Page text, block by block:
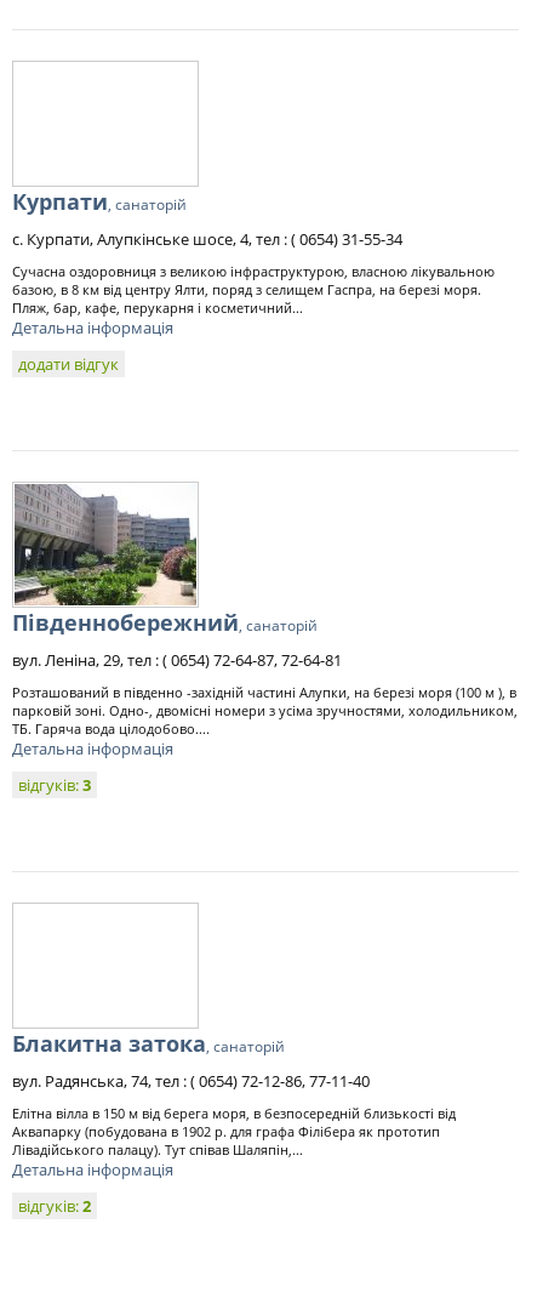
Курпати, санаторій
с. Курпати, Алупкінське шосе, 4, тел : ( 0654) 31-55-34
Сучасна оздоровниця з великою інфраструктурою, власною лікувальною
базою, в 8 км від центру Ялти, поряд з селищем Гаспра, на березі моря.
Пляж, бар, кафе, перукарня і косметичний...
Детальна інформація
додати відгук
Південнобережний, санаторій
вул. Леніна, 29, тел : ( 0654) 72-64-87, 72-64-81
Розташований в південно -західній частині Алупки, на березі моря (100 м ), в
парковій зоні. Одно-, двомісні номери з усіма зручностями, холодильником,
ТБ. Гаряча вода цілодобово....
Детальна інформація
відгуків:3
Блакитна затока, санаторій
вул. Радянська, 74, тел : ( 0654) 72-12-86, 77-11-40
Елітна вілла в 150 м від берега моря, в безпосередній близькості від
Аквапарку (побудована в 1902 р. для графа Філібера як прототип
Лівадійського палацу). Тут співав Шаляпін,...
Детальна інформація
відгуків:2